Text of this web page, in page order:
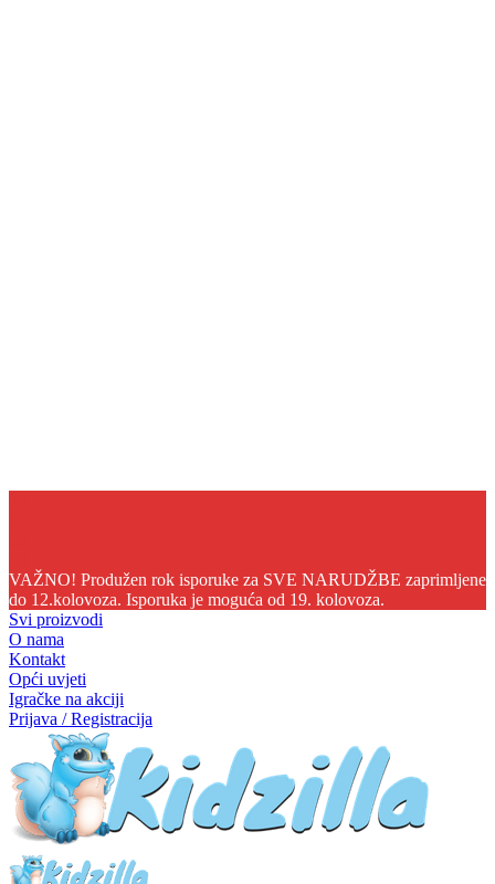
VAŽNO! Produžen rok isporuke za SVE NARUDŽBE zaprimljene
do 12.kolovoza. Isporuka je moguća od 19. kolovoza.
Svi proizvodi
O nama
Kontakt
Opći uvjeti
Igračke na akciji
Prijava / Registracija